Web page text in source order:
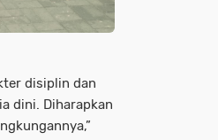
disiplin dan
dini. Diharapkan